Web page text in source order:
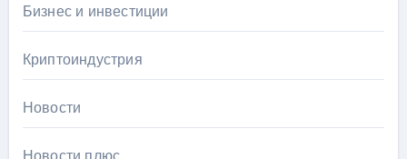
Бизнес и инвестиции
Криптоиндустрия
Новости